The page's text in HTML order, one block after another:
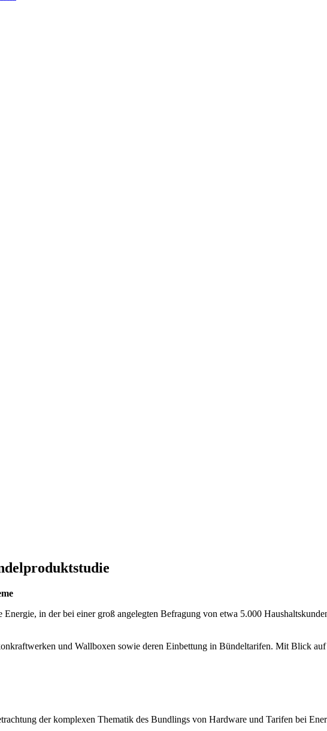
in der bei einer groß angelegten Befragung von etwa 5.000
und Wallboxen sowie deren Einbettung in Bündeltarifen. Mit Blick auf
der komplexen Thematik des Bundlings von Hardware und Tarifen bei